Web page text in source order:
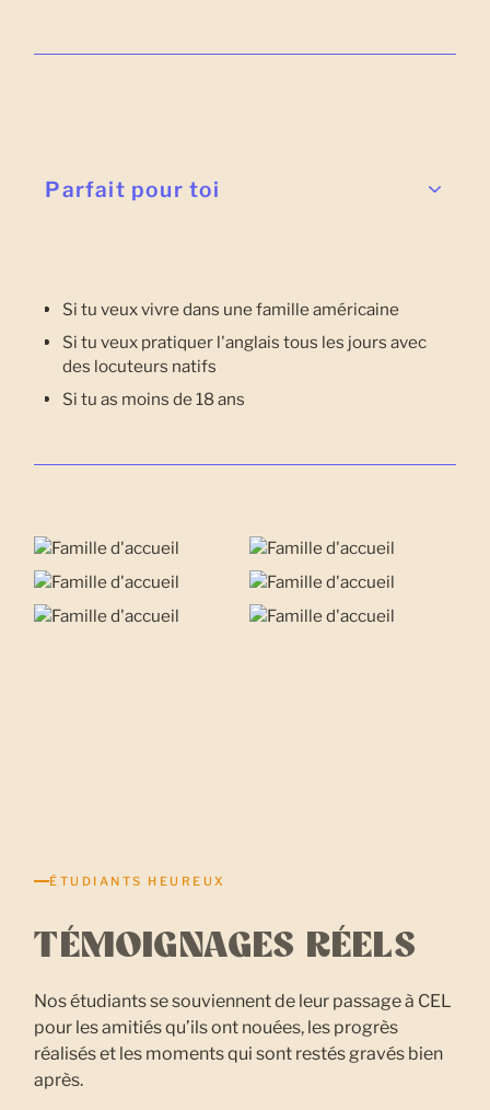
Parfait pour toi
Si tu veux vivre dans une famille américaine
Si tu veux pratiquer l'anglais tous les jours avec
des locuteurs natifs
Si tu as moins de 18 ans
ÉTUDIANTS HEUREUX
TÉMOIGNAGES RÉELS
Nos étudiants se souviennent de leur passage à CEL
pour les amitiés qu’ils ont nouées, les progrès
réalisés et les moments qui sont restés gravés bien
après.